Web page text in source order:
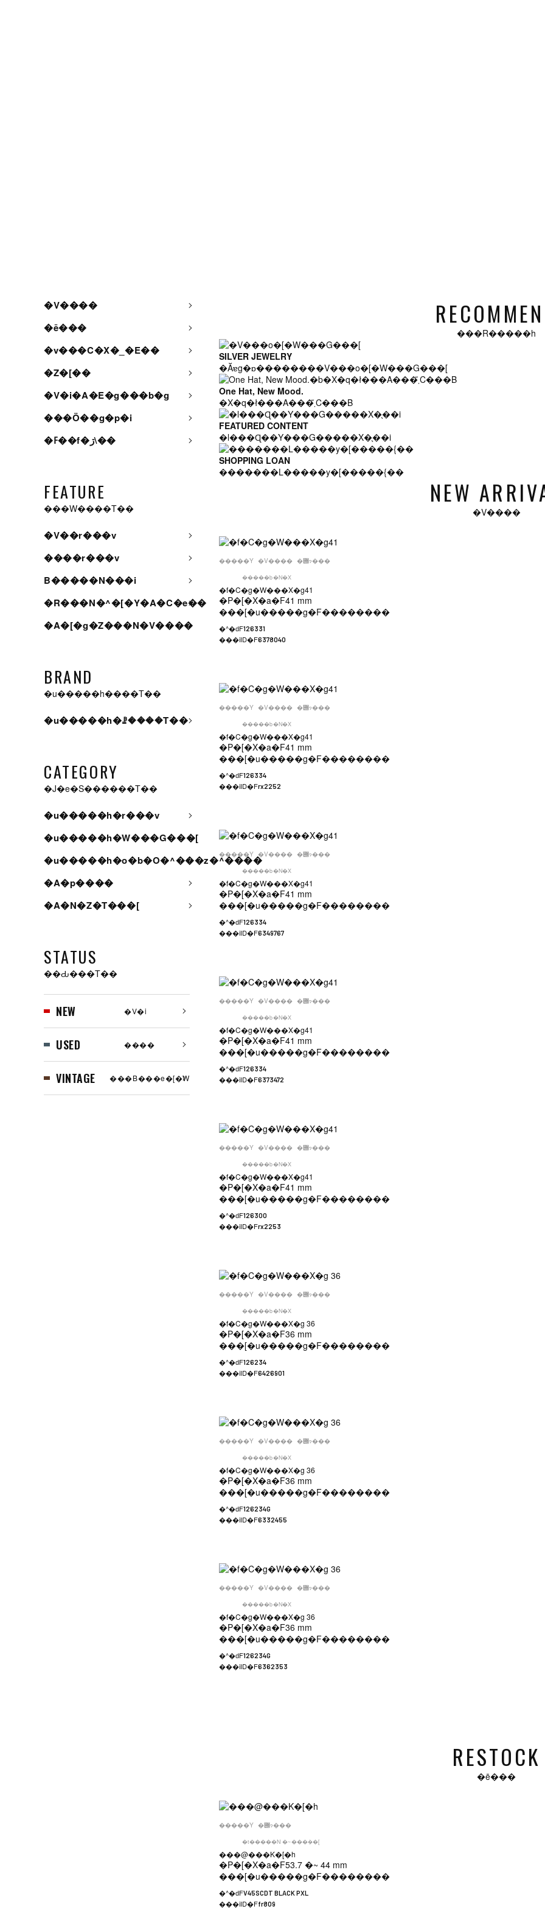
���R�����h
SILVER JEWELRY
�Ăɐg�ɒ��������V���o�[�W���G���[
One Hat, New Mood.
�X�q�ł���A���܂̋C���B
FEATURED CONTENT
�l���Ɋ��Y���G�����X�̖��i
SHOPPING LOAN
�������L�����y�[�����{��
NEW
�V����
�����Y �V���� �݌ɂ���
�����b�N�X
�f�C�g�W���X�g41
�P�[�X�a�F41 mm
���[�u�����g�F��������
�^�ԁF126331
���iID�F6378040
�����Y �V���� �݌ɂ���
�����b�N�X
�f�C�g�W���X�g41
�P�[�X�a�F41 mm
���[�u�����g�F��������
�^�ԁF126334
���iID�Frx2252
�����Y �V���� �݌ɂ���
�����b�N�X
�f�C�g�W���X�g41
�P�[�X�a�F41 mm
���[�u�����g�F��������
�^�ԁF126334
���iID�F6349767
�����Y �V���� �݌ɂ���
�����b�N�X
�f�C�g�W���X�g41
�P�[�X�a�F41 mm
���[�u�����g�F��������
�^�ԁF126334
���iID�F6373472
�����Y �V���� �݌ɂ���
�����b�N�X
�f�C�g�W���X�g41
�P�[�X�a�F41 mm
���[�u�����g�F��������
�^�ԁF126300
���iID�Frx2253
�����Y �V���� �݌ɂ���
�����b�N�X
�f�C�g�W���X�g 36
�P�[�X�a�F36 mm
���[�u�����g�F��������
�^�ԁF126234
���iID�F6426901
�����Y �V���� �݌ɂ���
�����b�N�X
�f�C�g�W���X�g 36
�P�[�X�a�F36 mm
���[�u�����g�F��������
�^�ԁF126234G
���iID�F6332455
�����Y �V���� �݌ɂ���
�����b�N�X
�f�C�g�W���X�g 36
�P�[�X�a�F36 mm
���[�u�����g�F��������
�^�ԁF126234G
���iID�F6362353
RESTOCK
�ē���
�����Y �݌ɂ���
�t�����N �~�����[
���@���K�[�h
�P�[�X�a�F53.7 �~ 44 mm
���[�u�����g�F��������
�^�ԁFV45SCDT BLACK PXL
���iID�Ffr809
�V����
�ē���
�v���C�X�_�E��
�Z�[��
�V�i�A�E�g���b�g
���Ö��g�p�i
�ߓ��f�ڗ\��
FEATURE
���W����T��
�V��r���v
����r���v
B�����N���i
�R���N�^�[�Y�A�C�e��
�A�[�g�Z���N�V����
BRAND
�u�����h����T��
�u�����h�ꗗ����T��
CATEGORY
�J�e�S������T��
�u�����h�r���v
�u�����h�W���G���[
�u�����h�o�b�O�^���z�^����
�A�p����
�A�N�Z�T���[
STATUS
��Ԃ���T��
NEW �V�i
USED ����
VINTAGE ���B���e�[�W